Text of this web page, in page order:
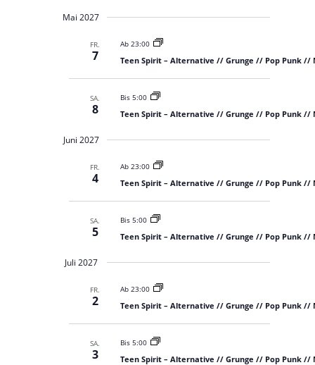
Mai 2027
FR.
7
Ab 23:00
Teen Spirit – Alternative // Grunge // Pop Punk //
SA.
8
Bis 5:00
Teen Spirit – Alternative // Grunge // Pop Punk //
Juni 2027
FR.
4
Ab 23:00
Teen Spirit – Alternative // Grunge // Pop Punk //
SA.
5
Bis 5:00
Teen Spirit – Alternative // Grunge // Pop Punk //
Juli 2027
FR.
2
Ab 23:00
Teen Spirit – Alternative // Grunge // Pop Punk //
SA.
3
Bis 5:00
Teen Spirit – Alternative // Grunge // Pop Punk //